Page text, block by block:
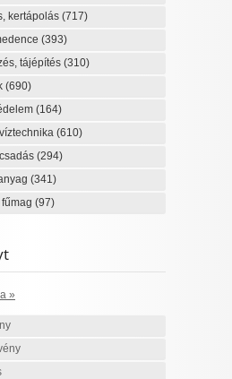
kertápolás (717)
(393)
tájépítés (310)
(690)
(164)
(610)
(294)
(341)
(97)
»